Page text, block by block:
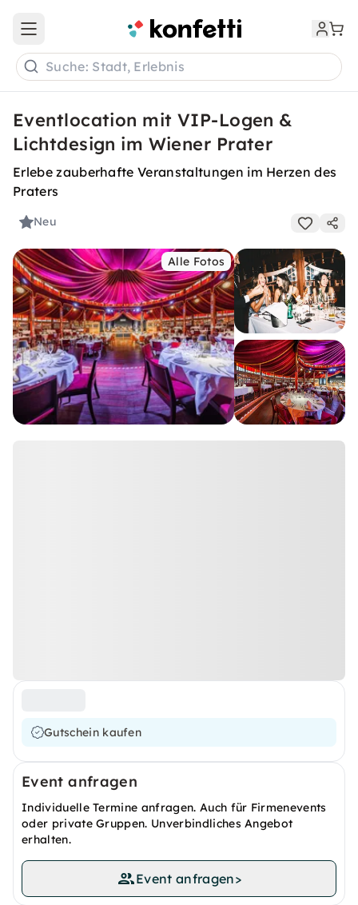
Open main menu
Suche: Stadt, Erlebnis
Eventlocation mit VIP-Logen &
Lichtdesign im Wiener Prater
Erlebe zauberhafte Veranstaltungen im Herzen des
Praters
Neu
Alle Fotos
Gutschein kaufen
Event anfragen
Individuelle Termine anfragen. Auch für Firmenevents
oder private Gruppen. Unverbindliches Angebot
erhalten.
Event anfragen>